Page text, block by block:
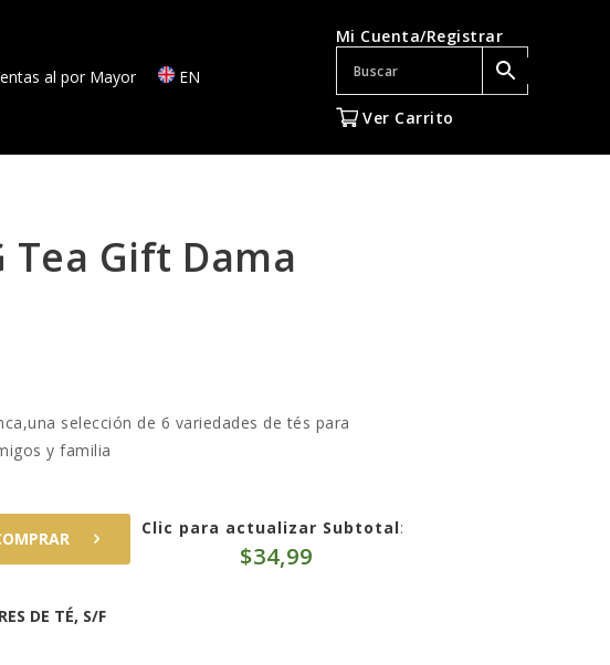
al por Mayor EN
Mi Cuenta/Registrar
Ver Carrito
Tea Gift Dama
selección de 6 variedades de tés para
y familia
Clic para actualizar Subtotal:
$34,99
DE TÉ, S/F